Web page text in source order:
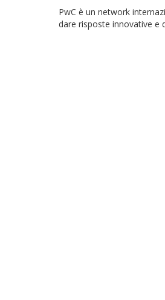
PwC è un network
dare risposte innovative e